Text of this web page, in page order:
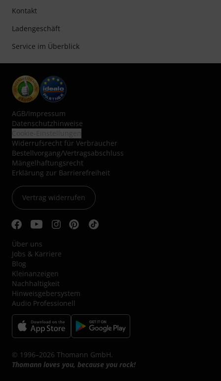
Kontakt
Ladengeschäft
Service im Überblick
AGB/Impressum
Datenschutzhinweise
Widerrufsrecht für Verbraucher
Bestellvorgang/Vertragsabschluss
Mängelhaftungsrecht
Erklärung zur Barrierefreiheit
Vertrag widerrufen
Über uns
Jobs & Karriere
Blog
Kleinanzeigen
Nachhaltigkeit
Hinweisgebersystem
Audio Professionell
© 1996–2026 Thomann GmbH.
Thomann loves you, because you rock!